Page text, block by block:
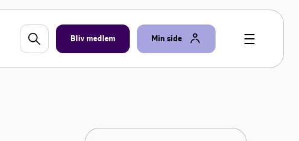
Bliv medlem Min side